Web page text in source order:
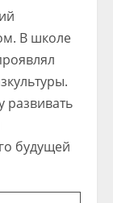
В школе
развивать
будущей